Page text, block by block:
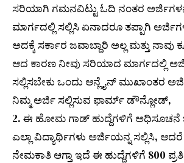
ಸರಿಯಾಗಿ ಗಮನವಿಟ್ಟು ಓದಿ ನಂತರ
ಮಾರ್ಗದಲ್ಲಿ ಸಲ್ಲಿಸಿ ಏನಾದರೂ ತಪ್ಪಾಗಿ
ಅದಕ್ಕೆ ಸರ್ಕಾರ ಜವಾಬ್ದಾರಿ ಅಲ್ಲ ಮತ್ತು ನಾವು
ಆದ ಕಾರಣ ನೀವು ಸರಿಯಾದ ಮಾರ್ಗದಲ್ಲಿ
ಸಲ್ಲಿಸಬೇಕು ಒಂದು ಆನ್ಲೈನ್ ಮುಖಾಂತರ
ನಿಮ್ಮ ಅರ್ಜಿ ಸಲ್ಲಿಸುವ ಫಾರ್ಮ್ ಡೌನ್ಲೋಡ್,
2. ಈ ಹೋಮ ಗಾಡ್ ಹುದ್ದೆಗಳಿಗೆ
ಎಲ್ಲಾ ವಿದ್ಯಾರ್ಥಿಗಳು ಅರ್ಜಿಯನ್ನ ಸಲ್ಲಿಸಿ,
ನೇಮಕಾತಿ ಆಗ್ತಾ ಇದೆ ಈ ಹುದ್ದೆಗಳಿಗೆ 800